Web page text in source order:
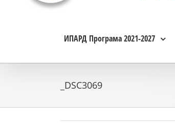
ИПАРД Програма 2021-2027
_DSC3069